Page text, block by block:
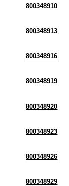
800348910
800348913
800348916
800348919
800348920
800348923
800348926
800348929